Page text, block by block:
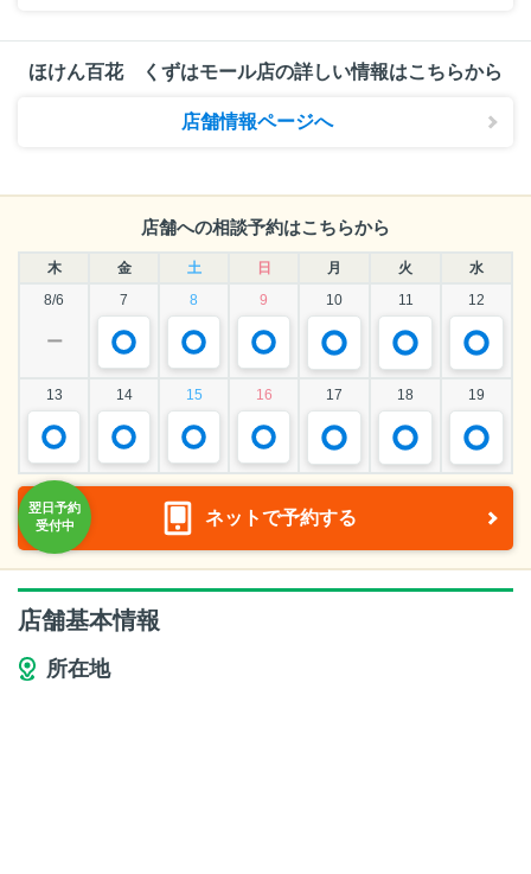
ほけん百花 くずはモール店の詳しい情報はこちらから
店舗情報ページへ
店舗への相談予約はこちらから
木 金 土 日 月 火
水
8/6
7 8 9 10 11 12
ー
13 14 15 16 17 18 19
ネットで予約する
店舗基本情報
所在地